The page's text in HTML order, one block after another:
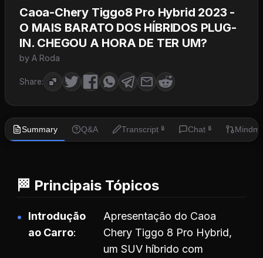
Caoa-Chery Tiggo8 Pro Hybrid 2023 -
O MAIS BARATO DOS HÍBRIDOS PLUG-
IN. CHEGOU A HORA DE TER UM?
by A Roda
Share:
Summary Q&A Transcript 🔒 Chat 🔒
🏁 Principais Tópicos
Introdução
ao Carro
Apresentação do Caoa
Chery Tiggo 8 Pro Hybrid,
um SUV híbrido com